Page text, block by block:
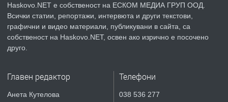
преди 3 дни
ПРЕДЛАГА СГЛОБЯВАНЕ НА МЕБЕЛИ.
Haskovo.NET е собственост на ЕСКОМ МЕДИА ГРУП ООД.
Всички статии, репортажи, интервюта и други текстови,
графични и видео материали, публикувани в сайта, са
собственост на Haskovo.NET, освен ако изрично е посочено
друго.
Главен редактор
Анета Кутелова
Телефони
038 536 277